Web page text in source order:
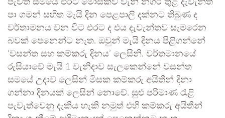
පා ගමන් සහිත මැයි දින පෙළපාලි දක්නට තිබුණ ද
වර්තාමනය වන විට එරට ද එය දැවැන්තව සැමරෙන
බවක් පෙනෙන්ට නැත. ඔවුන් මැයි දිනය පිළිගන්නේ
‘වසන්ත සහ කම්කරු දිනය’ ලෙසිනි. වර්තමානයේ
රුසියාවේ මැයි 1 වැනිදාව සැලකෙන්නේ වසන්ත
සමයේ උදාව ලෙසින් මිසක කම්කරු අයිතීන් දිනා
ගන්නා දිනයක් ලෙසින් නොවේ. සුළු පරිමාණ රැළි
පැවැත්වෙනු දැකිය හැකි නමුත් එහි කම්කරු අයිතීන්